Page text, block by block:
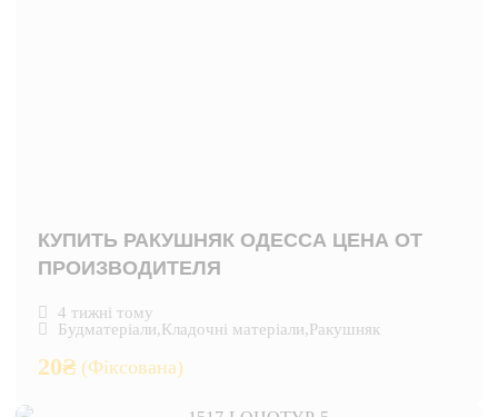
КУПИТЬ РАКУШНЯК ОДЕССА ЦЕНА ОТ
ПРОИЗВОДИТЕЛЯ
4 тижні тому
Будматеріали,Кладочні матеріали,Ракушняк
20₴ (Фіксована)